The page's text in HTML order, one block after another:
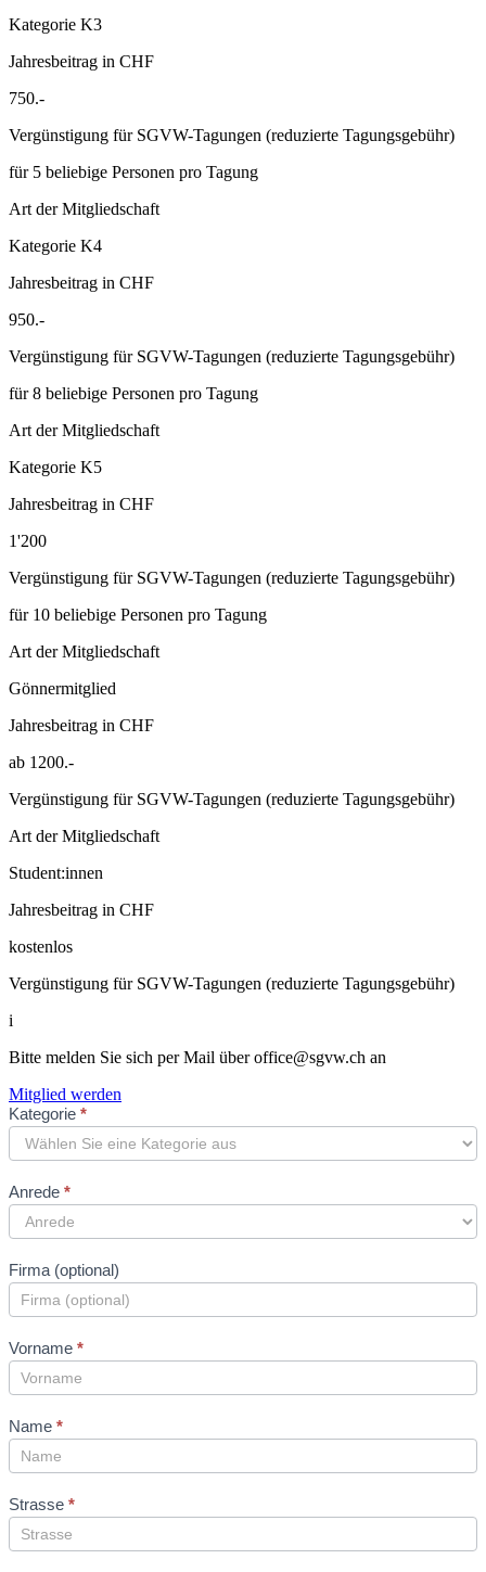
Kategorie K3
Jahresbeitrag in CHF
750.-
Vergünstigung für SGVW-Tagungen (reduzierte Tagungsgebühr)
für 5 beliebige Personen pro Tagung
Art der Mitgliedschaft
Kategorie K4
Jahresbeitrag in CHF
950.-
Vergünstigung für SGVW-Tagungen (reduzierte Tagungsgebühr)
für 8 beliebige Personen pro Tagung
Art der Mitgliedschaft
Kategorie K5
Jahresbeitrag in CHF
1'200
Vergünstigung für SGVW-Tagungen (reduzierte Tagungsgebühr)
für 10 beliebige Personen pro Tagung
Art der Mitgliedschaft
Gönnermitglied
Jahresbeitrag in CHF
ab 1200.-
Vergünstigung für SGVW-Tagungen (reduzierte Tagungsgebühr)
Art der Mitgliedschaft
Student:innen
Jahresbeitrag in CHF
kostenlos
Vergünstigung für SGVW-Tagungen (reduzierte Tagungsgebühr)
i
Bitte melden Sie sich per Mail überoffice@sgvw.ch an
Mitglied werden
Neues
Mitglied
Formular
Kategorie *
Anrede *
Firma (optional)
Vorname *
Name *
Strasse *